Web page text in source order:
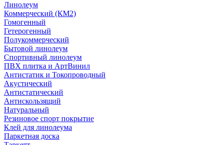
Линолеум
Коммерческий (КМ2)
Гомогенный
Гетерогенный
Полукоммерческий
Бытовой линолеум
Спортивный линолеум
ПВХ плитка и АртВинил
Антистатик и Токопроводный
Акустический
Антистатический
Антискользящий
Натуральный
Резиновое спорт покрытие
Клей для линолеума
Паркетная доска